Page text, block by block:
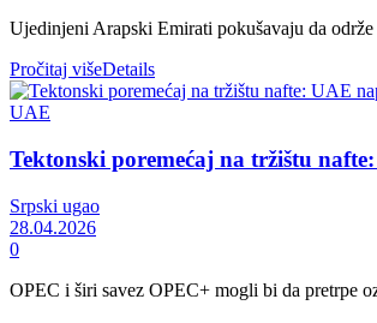
Ujedinjeni Arapski Emirati pokušavaju da
Pročitaj višeDetails
UAE
Tektonski poremećaj na tržištu
Srpski ugao
28.04.2026
0
OPEC i širi savez OPEC+ mogli bi da pretrpe